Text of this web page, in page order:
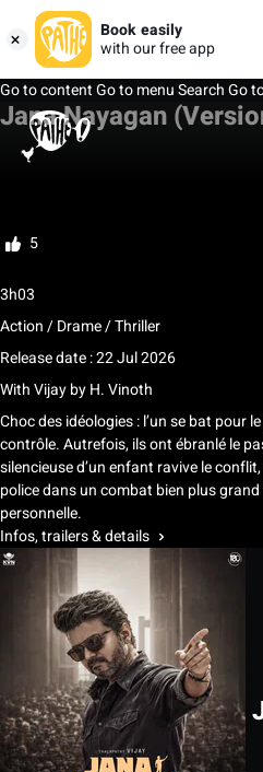
Book easily
with our free app
Go to contentGo to menuSearchGo
Jana Nayagan
My list
5
3h03
Action / Drame / Thriller
Release date : 22 Jul 2026
WithVijaybyH. Vinoth
Choc des idéologies : l’un se bat pour
contrôle. Autrefois, ils ont ébranlé le
silencieuse d’un enfant ravive le
police dans un combat bien plus grand
personnelle.
Infos, trailers & details